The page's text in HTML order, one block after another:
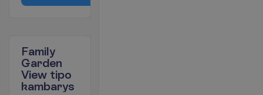
Family
Garden
View tipo
kambarys